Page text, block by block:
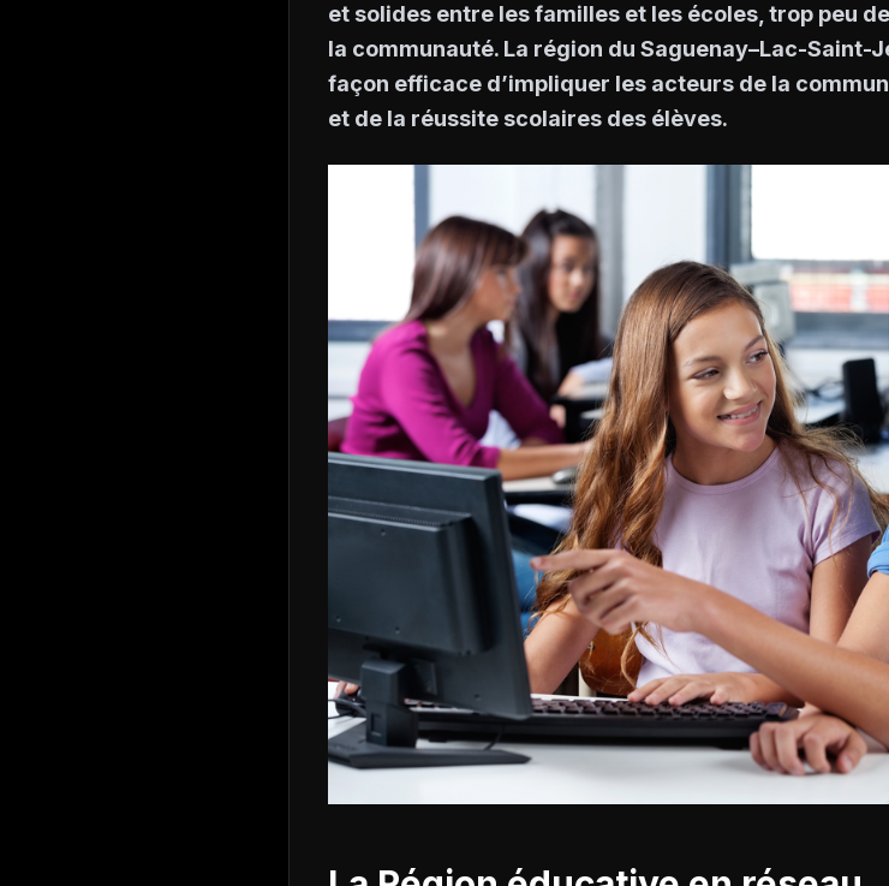
et solides entre les familles et les écoles, trop peu
la communauté. La région du Saguenay–Lac-Saint-
façon efficace d’impliquer les acteurs de la
et de la réussite scolaires des élèves.